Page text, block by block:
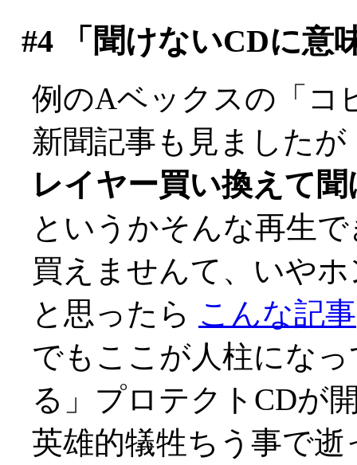
#4「聞けないCDに意
例のAベックスの「コ
新聞記事も見ましたが
レイヤー買い換えて
というかそんな再生
買えませんて、いや
と思ったら こんな記事
でもここが人柱にな
る」プロテクトCDが
英雄的犠牲ちう事で